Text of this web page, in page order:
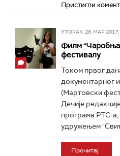
Пристигли
УТОРАК, 28. МАР 2017,
Филм
фестивалу
Током првог
документарног
(Мартовски
Дечије
програма РТС-
удружењем
Прочитај